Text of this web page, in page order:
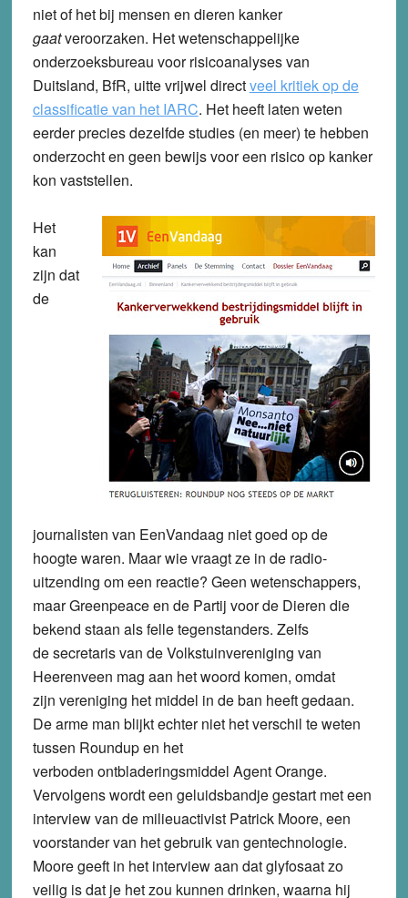
niet of het bij mensen en dieren kanker
gaatveroorzaken. Het wetenschappelijke
onderzoeksbureau voor risicoanalyses van
Duitsland, BfR, uitte vrijwel directveel kritiek op de
classificatie van het IARC. Het heeft laten weten
eerder precies dezelfde studies (en meer) te hebben
onderzocht en geen bewijs voor een risico op kanker
kon vaststellen.
Het
kan
zijn dat
de
journalisten van EenVandaag niet goed op de
hoogte waren. Maar wie vraagt ze in de radio-
uitzending om een reactie? Geen wetenschappers,
maar Greenpeace en de Partij voor de Dieren die
bekend staan als felle tegenstanders. Zelfs
de secretaris van de Volkstuinvereniging van
Heerenveen mag aan het woord komen, omdat
zijn vereniging het middel in de ban heeft gedaan.
De arme man blijkt echter niet het verschil te weten
tussen Roundup en het
verboden ontbladeringsmiddel Agent Orange.
Vervolgens wordt een geluidsbandje gestart met een
interview van de milieuactivist Patrick Moore, een
voorstander van het gebruik van gentechnologie.
Moore geeft in het interview aan dat glyfosaat zo
veilig is dat je het zou kunnen drinken, waarna hij